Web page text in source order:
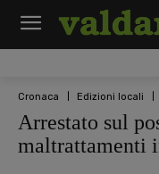
Cronaca Edizioni locali
Arrestato sul
maltrattamenti